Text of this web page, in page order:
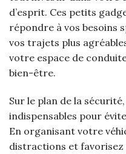
d’esprit. Ces petits
répondre à vos besoins
vos trajets plus
votre espace de
bien-être.
Sur le plan de la
indispensables pour
En organisant votre
distractions et favorisez